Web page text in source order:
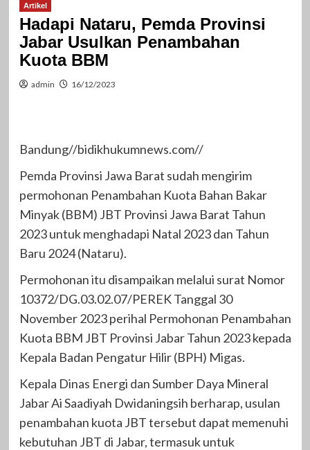
Artikel
Hadapi Nataru, Pemda Provinsi
Jabar Usulkan Penambahan
Kuota BBM
admin 16/12/2023
Bandung//bidikhukumnews.com//
Pemda Provinsi Jawa Barat sudah mengirim
permohonan Penambahan Kuota Bahan Bakar
Minyak (BBM) JBT Provinsi Jawa Barat Tahun
2023 untuk menghadapi Natal 2023 dan Tahun
Baru 2024 (Nataru).
Permohonan itu disampaikan melalui surat Nomor
10372/DG.03.02.07/PEREK Tanggal 30
November 2023 perihal Permohonan Penambahan
Kuota BBM JBT Provinsi Jabar Tahun 2023 kepada
Kepala Badan Pengatur Hilir (BPH) Migas.
Kepala Dinas Energi dan Sumber Daya Mineral
Jabar Ai Saadiyah Dwidaningsih berharap, usulan
penambahan kuota JBT tersebut dapat memenuhi
kebutuhan JBT di Jabar, termasuk untuk